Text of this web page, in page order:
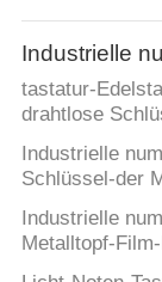
TRETEN
SIE
MIT
UNS
IN
Industrielle
tastatur-
drahtlose
Industrielle
Schlüssel-der
Industrielle
Metalltopf-